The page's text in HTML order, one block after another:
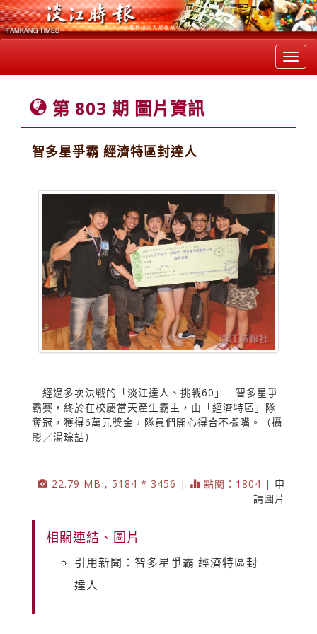
第 803 期 圖片資訊
智多星爭霸 經濟特區封達人
經過多次決戰的「淡江達人、挑戰60」－智多星爭
霸賽，終於在校慶當天產生霸主，由「經濟特區」隊
奪冠，獲得6萬元獎金，隊員們開心得合不攏嘴。（攝
影／湯琮詰）
22.79 MB , 5184 * 3456 | 點閱：1804 | 申
請圖片
相關連結、圖片
引用新聞：智多星爭霸 經濟特區封
達人